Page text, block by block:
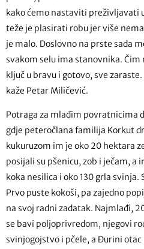
kako ćemo nastaviti preživljavati
teže je plasirati robu jer više
je malo. Doslovno na prste sada
svakom selu ima stanovnika.
ključ u bravu i gotovo, sve
kaže Petar Miličević.
Potraga za mlađim povratnicima
gdje peteročlana familija Korkut
kukuruzom im je oko 20 hektara
posijali su pšenicu, zob i ječam, a
koka nesilica i oko 130 grla svinja.
Prvo puste kokoši, pa zajedno
na svoj radni zadatak. Najmlađi,
se bavi poljoprivredom, njegovi
svinjogojstvo i pčele, a Đurini otac